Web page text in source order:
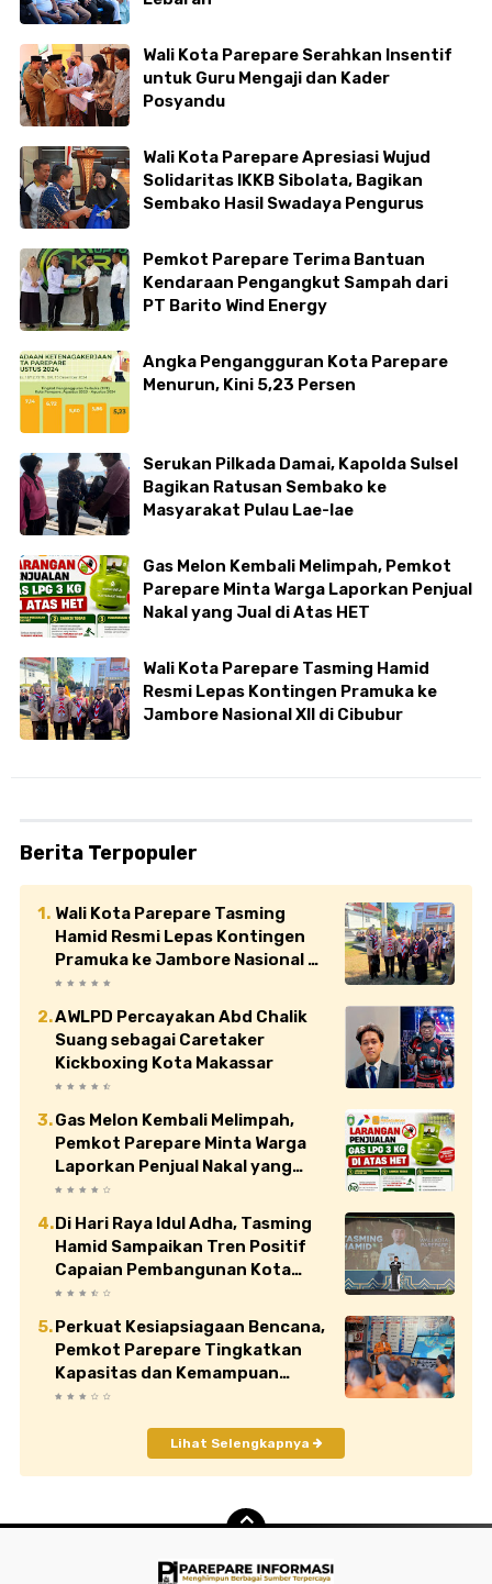
Wali Kota Parepare Serahkan Insentif
untuk Guru Mengaji dan Kader
Posyandu
Wali Kota Parepare Apresiasi Wujud
Solidaritas IKKB Sibolata, Bagikan
Sembako Hasil Swadaya Pengurus
Pemkot Parepare Terima Bantuan
Kendaraan Pengangkut Sampah dari
PT Barito Wind Energy
Angka Pengangguran Kota Parepare
Menurun, Kini 5,23 Persen
Serukan Pilkada Damai, Kapolda Sulsel
Bagikan Ratusan Sembako ke
Masyarakat Pulau Lae-lae
Gas Melon Kembali Melimpah, Pemkot
Parepare Minta Warga Laporkan Penjual
Nakal yang Jual di Atas HET
Wali Kota Parepare Tasming Hamid
Resmi Lepas Kontingen Pramuka ke
Jambore Nasional XII di Cibubur
Berita Terpopuler
Wali Kota Parepare Tasming
Hamid Resmi Lepas Kontingen
Pramuka ke Jambore Nasional XII
di Cibubur
AWLPD Percayakan Abd Chalik
Suang sebagai Caretaker
Kickboxing Kota Makassar
Gas Melon Kembali Melimpah,
Pemkot Parepare Minta Warga
Laporkan Penjual Nakal yang
Jual di Atas HET
Di Hari Raya Idul Adha, Tasming
Hamid Sampaikan Tren Positif
Capaian Pembangunan Kota
Parepare
Perkuat Kesiapsiagaan Bencana,
Pemkot Parepare Tingkatkan
Kapasitas dan Kemampuan
Manajerial TRC BPBD
Lihat Selengkapnya